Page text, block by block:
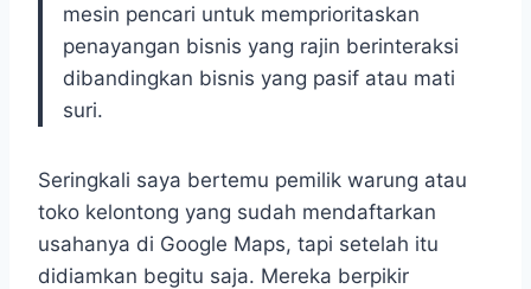
mesin pencari untuk memprioritaskan
penayangan bisnis yang rajin berinteraksi
dibandingkan bisnis yang pasif atau mati
suri.
Seringkali saya bertemu pemilik warung atau
toko kelontong yang sudah mendaftarkan
usahanya di Google Maps, tapi setelah itu
didiamkan begitu saja. Mereka berpikir